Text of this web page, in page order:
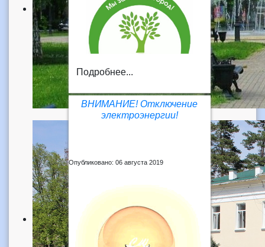
Подробнее...
ВНИМАНИЕ! Отключение
электроэнергии!
Опубликовано: 06 августа 2019